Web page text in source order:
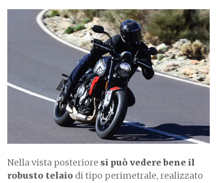
Nella vista posteriore si può vedere bene il
robusto telaio di tipo perimetrale, realizzato